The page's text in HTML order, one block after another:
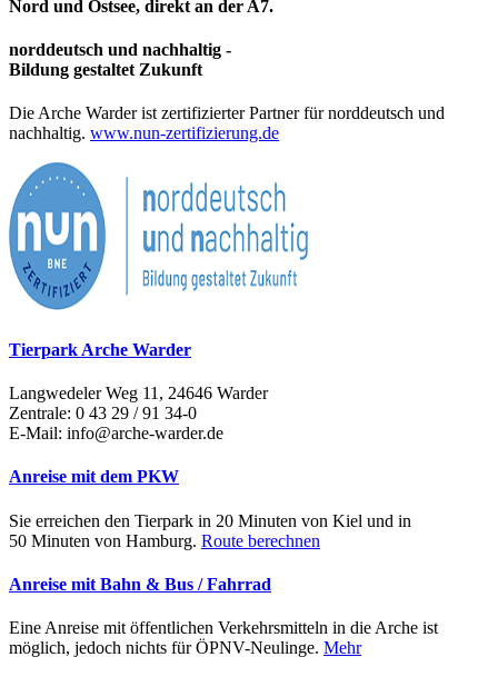
Nord und Ostsee, direkt an der A7.
norddeutsch und nachhaltig -
Bildung gestaltet Zukunft
Die Arche Warder ist zertifizierter Partner für norddeutsch und
nachhaltig. www.nun-zertifizierung.de
Tierpark Arche Warder
Langwedeler Weg 11, 24646 Warder
Zentrale: 0 43 29 / 91 34-0
E-Mail: info@arche-warder.de
Anreise mit dem PKW
Sie erreichen den Tierpark in 20 Minuten von Kiel und in
50 Minuten von Hamburg. Route berechnen
Anreise mit Bahn & Bus / Fahrrad
Eine Anreise mit öffentlichen Verkehrsmitteln in die Arche ist
möglich, jedoch nichts für ÖPNV-Neulinge. Mehr